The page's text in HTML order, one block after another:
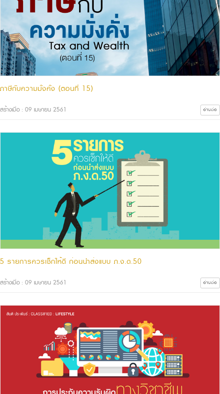
ภาษีกับความมั่งคั่ง (ตอนที่ 15)
สร้างเมื่อ : 09 เมษายน 2561 อ่านต่อ
5 รายการควรเช็กให้ดี ก่อนนำส่งแบบ ภ.ง.ด.50
สร้างเมื่อ : 09 เมษายน 2561 อ่านต่อ